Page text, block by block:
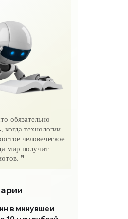
/ Работа и образование /
обязательно
когда технологии
человеческое
мир получит
❞
в минувшем